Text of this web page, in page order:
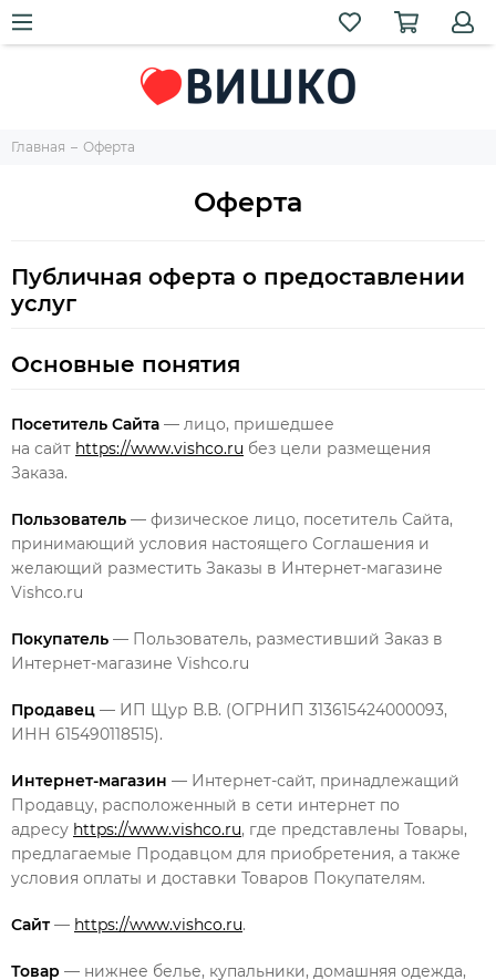
Главная Оферта
Оферта
Публичная оферта о предоставлении
услуг
Основные понятия
Посетитель Сайта — лицо, пришедшее
на сайт https://www.vishco.ru без цели размещения
Заказа.
Пользователь — физическое лицо, посетитель Сайта,
принимающий условия настоящего Соглашения и
желающий разместить Заказы в Интернет-магазине
Vishco.ru
Покупатель — Пользователь, разместивший Заказ в
Интернет-магазине Vishco.ru
Продавец — ИП Щур В.В. (ОГРНИП 313615424000093,
ИНН 615490118515).
Интернет-магазин — Интернет-сайт, принадлежащий
Продавцу, расположенный в сети интернет по
адресу https://www.vishco.ru, где представлены Товары,
предлагаемые Продавцом для приобретения, а также
условия оплаты и доставки Товаров Покупателям.
Сайт— https://www.vishco.ru.
Товар — нижнее белье, купальники, домашняя одежда,